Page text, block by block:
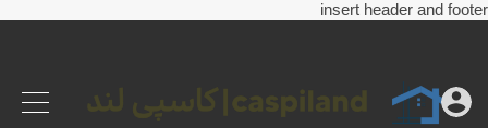
insert header and footer